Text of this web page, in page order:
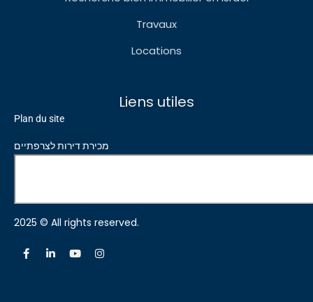
Travaux
Locations
Liens utiles
Plan du site
מכירת דירות לצרפתיים
2025 © All rights reserved.